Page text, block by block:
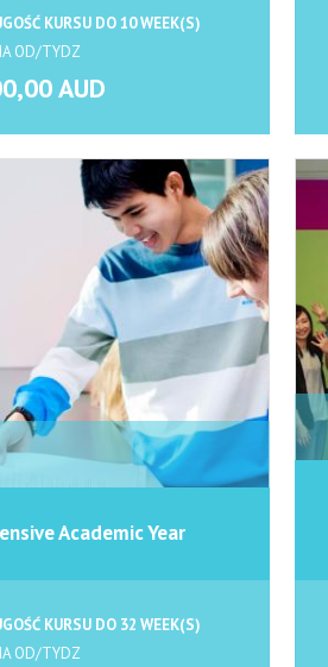
KURSU DO 10 WEEK(S)
OD/TYDZ
AUD
Academic Year
KURSU DO 32 WEEK(S)
OD/TYDZ